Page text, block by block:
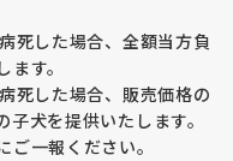
死した場合、全額当方負
す。
死した場合、販売価格の
犬を提供いたします。
一報ください。